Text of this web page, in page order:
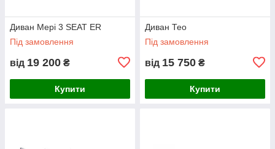
Диван Мері 3 SEAT ER
Під замовлення
від 19 200 ₴
Купити
Диван Тео
Під замовлення
від 15 750 ₴
Купити